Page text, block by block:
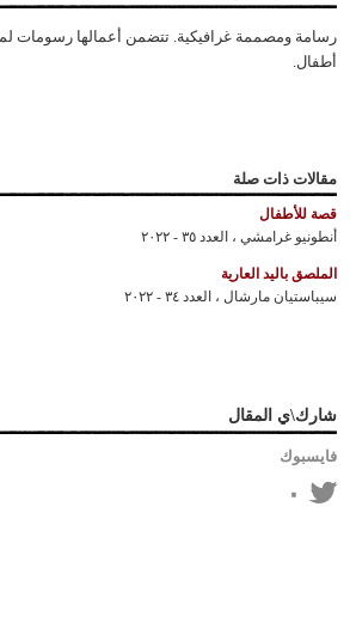
رسامة ومصممة غرافيكية. تتضمن أعمالها رسومات
أطفال.
مقالات ذات صلة
قصة للأطفال
أنطونيو غرامشي ، العدد ٣٥ - ٢٠٢٢
الملصق باليد العارية
سيباستيان مارشال ، العدد ٣٤ - ٢٠٢٢
شارك\ي المقال
فايسبوك
٠